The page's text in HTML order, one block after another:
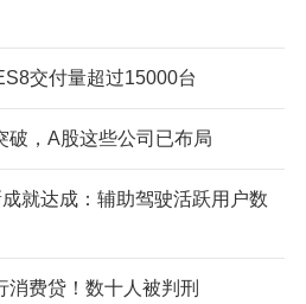
交付量超过15000台
破，A股这些公司已布局
就达成：辅助驾驶活跃用户数
费贷！数十人被判刑